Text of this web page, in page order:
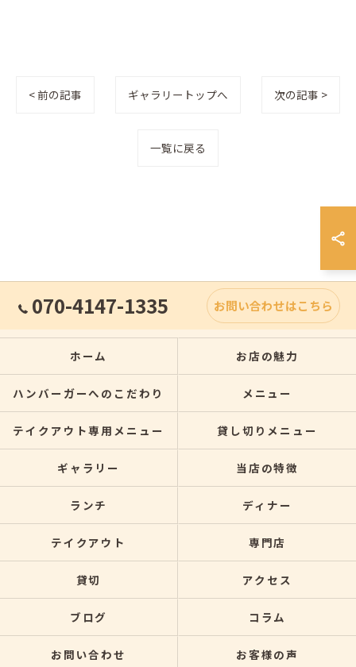
< 前の記事 ギャラリートップへ 次の記事 >
一覧に戻る
070-4147-1335 お問い合わせはこちら
ホーム お店の魅力
ハンバーガーへのこだわり メニュー
テイクアウト専用メニュー 貸し切りメニュー
ギャラリー 当店の特徴
ランチ ディナー
テイクアウト 専門店
貸切 アクセス
ブログ コラム
お問い合わせ お客様の声